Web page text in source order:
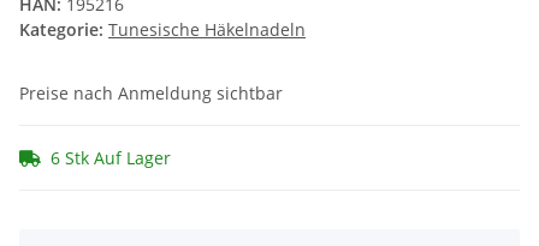
Kategorie: Tunesische Häkelnadeln
Preise nach Anmeldung sichtbar
6 Stk Auf Lager